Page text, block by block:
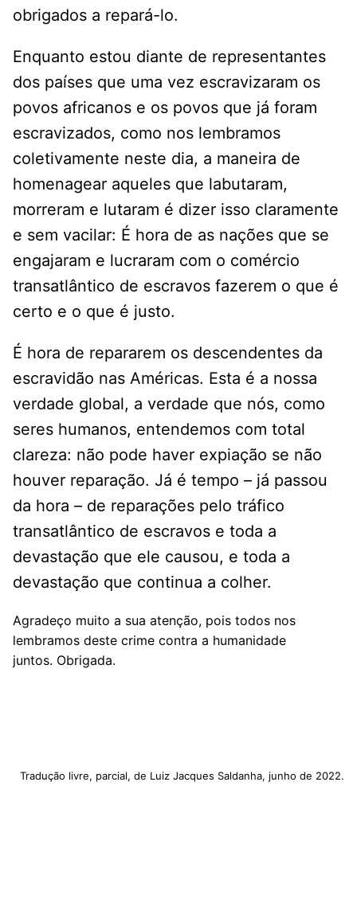
obrigados a repará-lo.
Enquanto estou diante de representantes
dos países que uma vez escravizaram os
povos africanos e os povos que já foram
escravizados, como nos lembramos
coletivamente neste dia, a maneira de
homenagear aqueles que labutaram,
morreram e lutaram é dizer isso claramente
e sem vacilar: É hora de as nações que se
engajaram e lucraram com o comércio
transatlântico de escravos fazerem o que é
certo e o que é justo.
É hora de repararem os descendentes da
escravidão nas Américas. Esta é a nossa
verdade global, a verdade que nós, como
seres humanos, entendemos com total
clareza: não pode haver expiação se não
houver reparação. Já é tempo – já passou
da hora – de reparações pelo tráfico
transatlântico de escravos e toda a
devastação que ele causou, e toda a
devastação que continua a colher.
Agradeço muito a sua atenção, pois todos nos
lembramos deste crime contra a humanidade
juntos. Obrigada.
Tradução livre, parcial, de Luiz Jacques Saldanha, junho de 2022.